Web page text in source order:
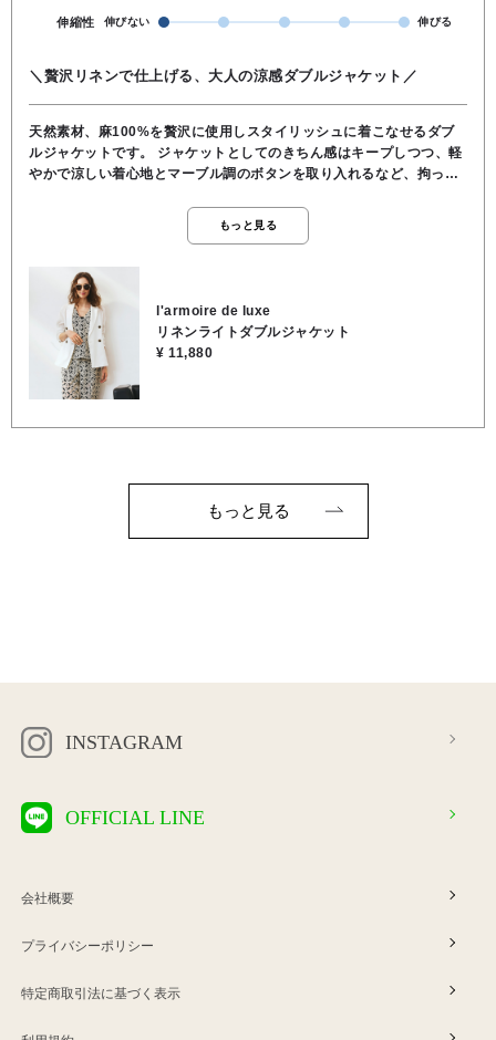
伸縮性 伸びない 伸びる
＼贅沢リネンで仕上げる、大人の涼感ダブルジャケット／
天然素材、麻100%を贅沢に使用しスタイリッシュに着こなせるダブ
ルジャケットです。 ジャケットとしてのきちん感はキープしつつ、軽
やかで涼しい着心地とマーブル調のボタンを取り入れるなど、拘って
レストのデザインが程よいマニッシュさとクラス感をプラスしてくれ
洗練された印象になります。 通気性・吸湿性に優れているため、真夏
の冷房対策や日差し除けとしても大活躍♪ Tシャツ＆デニムのカジュア
ルスタイルから、キレイめなワンピースまで、どんなコーデも一瞬で
大人の品格スタイルに格上げしてくれるマストハブなアウターです。
⚪️ホワイト ✿洗練・リッチカジュアル・都会的な印象のあるカラー ✿
清潔感の極み、顔周りを明るく見せてくれます。 ★着丈 61cm ★裄丈
77cm ★身幅 47cm ★袖周り 58cm ●手洗い可能 ●麻100％
もっと見る
l'armoire de luxe
リネンライトダブルジャケット
¥ 11,880
もっと見る
INSTAGRAM
OFFICIAL LINE
会社概要
プライバシーポリシー
特定商取引法に基づく表示